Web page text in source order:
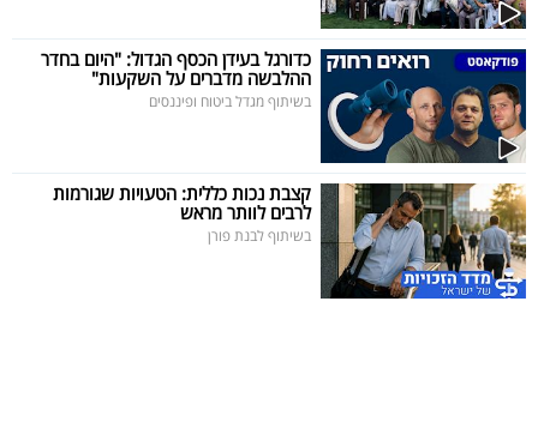
כדורגל בעידן הכסף הגדול: "היום בחדר
ההלבשה מדברים על השקעות"
בשיתוף מגדל ביטוח ופיננסים
קצבת נכות כללית: הטעויות שגורמות
לרבים לוותר מראש
בשיתוף לבנת פורן